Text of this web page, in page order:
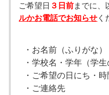
ご希望日 ３日前までに、
ルかお電話でお知らせ く
・お名前（ふりがな）
・学校名・学年（学生
・ご希望の日にち・時
・ご連絡先